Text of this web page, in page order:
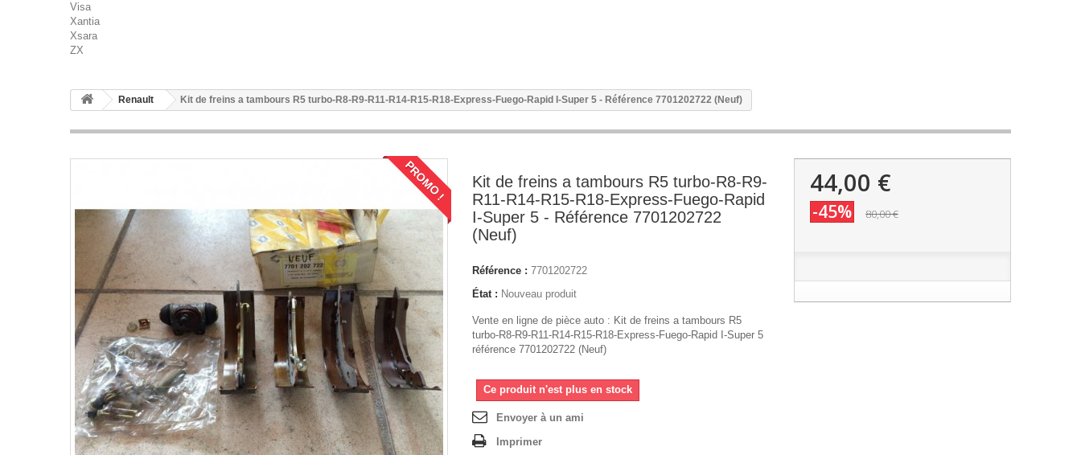
Visa
Xantia
Xsara
ZX
Renault Kit de freins a tambours R5 turbo-R8-R9-R11-R14-R15-R18-Express-Fuego-Rapid I-Super 5 - Référence 7701202722 (Neuf)
PROMO !
Kit de freins a tambours R5 turbo-R8-R9-
R11-R14-R15-R18-Express-Fuego-Rapid
I-Super 5 - Référence 7701202722
(Neuf)
Référence : 7701202722
État : Nouveau produit
Vente en ligne de pièce auto : Kit de freins a tambours R5
turbo-R8-R9-R11-R14-R15-R18-Express-Fuego-Rapid I-Super 5
référence 7701202722 (Neuf)
Ce produit n'est plus en stock
Envoyer à un ami
Imprimer
44,00 €
-45% 80,00 €